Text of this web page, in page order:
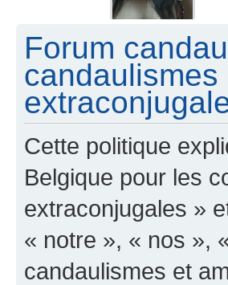
Forum
candaulismes
Cette politique
Belgique pour les
extraconjugales »
« notre », « nos »,
candaulismes et